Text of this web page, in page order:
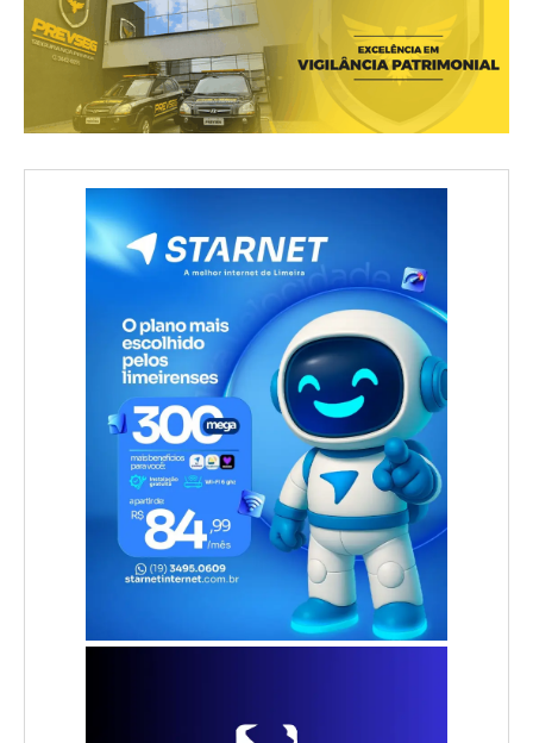
r
e
n
d